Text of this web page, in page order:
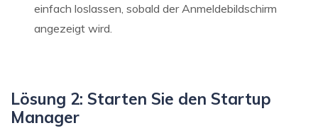
einfach loslassen, sobald der Anmeldebildschirm
angezeigt wird.
Lösung 2: Starten Sie den Startup
Manager